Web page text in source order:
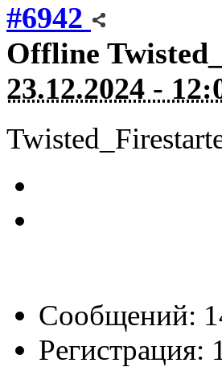
#6942
Offline
23.12.2024 -
Сообщений:
Регистрация: